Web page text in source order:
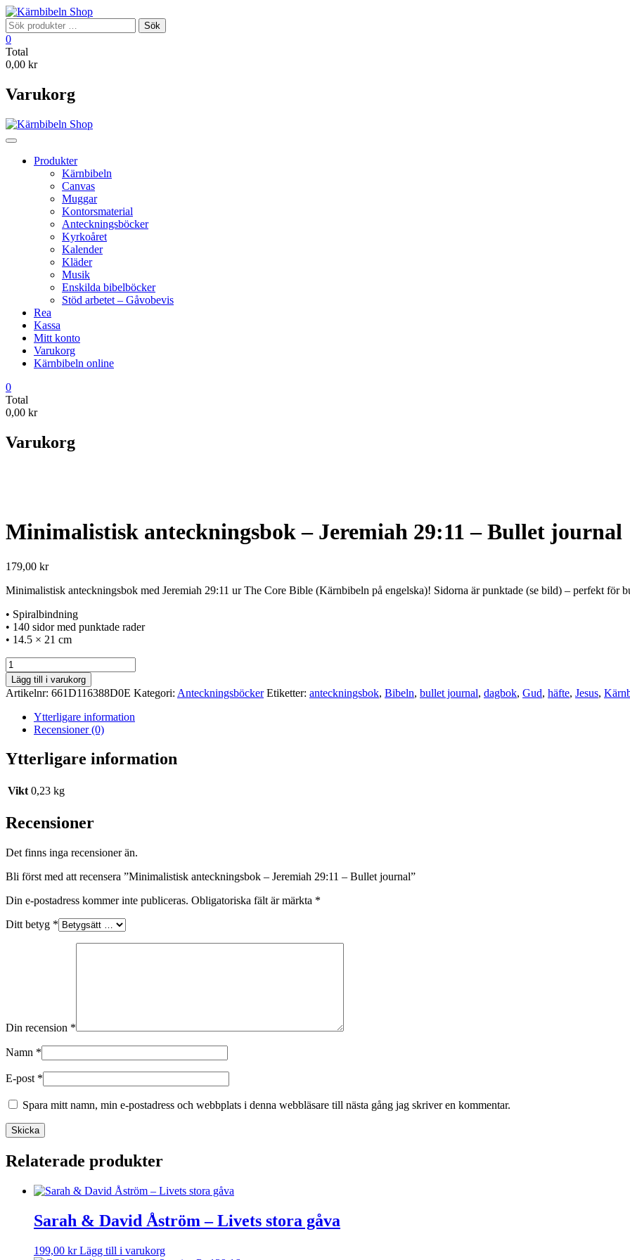
Skip
to
content
Sök
efter:
Sök
0
Total
0,00 kr
Varukorg
Produkter
Kärnbibeln
Canvas
Muggar
Kontorsmaterial
Anteckningsböcker
Kyrkoåret
Kalender
Kläder
Musik
Enskilda bibelböcker
Stöd arbetet – Gåvobevis
Rea
Kassa
Mitt konto
Varukorg
Kärnbibeln online
0
Total
0,00 kr
Varukorg
Minimalistisk anteckningsbok – Jeremiah 29:11 – Bullet journal
179,00 kr
Minimalistisk anteckningsbok med Jeremiah 29:11 ur The Core Bible (Kärnbibeln på engelska)! Sidorna är punktade (se bild) – perfekt för
• Spiralbindning
• 140 sidor med punktade rader
• 14.5 × 21 cm
Minimalistisk
anteckningsbok
–
Jeremiah
29:11
journal
mängd
Lägg till i varukorg
Artikelnr: 661D116388D0E Kategori: Anteckningsböcker Etiketter: anteckningsbok, Bibeln, bullet journal, dagbok, Gud, häfte, Jesus,
Ytterligare information
Recensioner (0)
Ytterligare information
Vikt 0,23 kg
Recensioner
Det finns inga recensioner än.
Bli först med att recensera ”Minimalistisk anteckningsbok – Jeremiah 29:11 – Bullet journal”
Din e-postadress kommer inte publiceras. Obligatoriska fält är märkta *
Ditt betyg *
Din recension *
Namn *
E-post *
Spara mitt namn, min e-postadress och webbplats i denna webbläsare till nästa gång jag skriver en kommentar.
Relaterade produkter
Sarah & David Åström – Livets stora gåva
199,00 kr Lägg till i varukorg